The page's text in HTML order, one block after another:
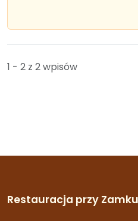
1 - 2 z 2 wpisów
Restauracja przy Zamku